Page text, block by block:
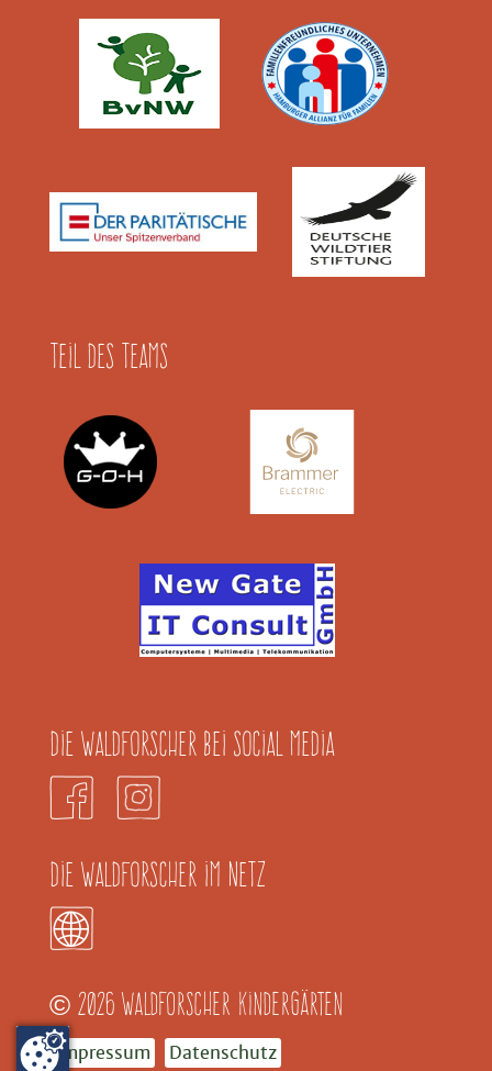
Teil des Teams
Die Waldforscher bei Social Media
Die Waldforscher im Netz
© 2026 Waldforscher Kindergärten
Impressum Datenschutz